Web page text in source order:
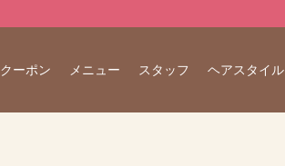
ヘアスタイル
スタッフ
メニュー
クーポン